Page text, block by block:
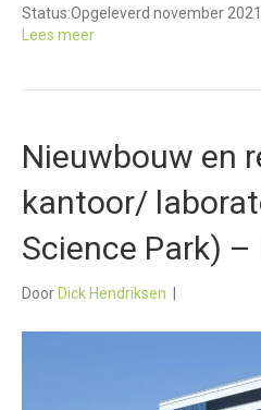
Status:Opgeleverd november 2021
Lees meer
Nieuwbouw en
kantoor/
Science Park) –
Door Dick Hendriksen